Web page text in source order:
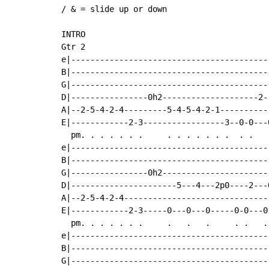
/ & = slide up or down
INTRO
Gtr 2
D|----------------0h2--------------------
A|--2-5-4-2-4---------5-4-5-4-2-
E|------------2-3-----------------3--0-0---
pm. . . . . . .     . . . . . . .  . .
G|----------------
D|----------------------5---4---2p0----
A|--2-5-4-2-
E|------------2-3-----0---0---0-----0-0---
pm. . . . . . .     .   .   .     . .